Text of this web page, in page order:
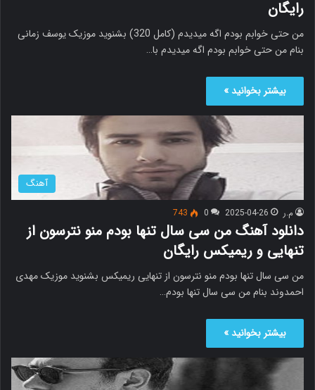
رایگان
من حتی خوابم بودم اگه میدیدم (کامل 320) بشنوید موزیک یوسف زمانی
بنام من حتی خوابم بودم اگه میدیدم با…
بیشتر بخوانید »
آهنگ
م.ر 2025-04-26
0
743
دانلود آهنگ من سی سال تنها بودم منو نترسون از
تنهایی و ریمیکس رایگان
من سی سال تنها بودم منو نترسون از تنهایی ریمیکس بشنوید موزیک مهدی
احمدوند بنام من سی سال تنها بودم…
بیشتر بخوانید »